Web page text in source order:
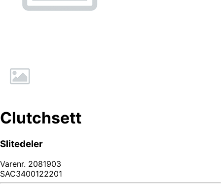
Clutchsett
Slitedeler
Varenr. 2081903
SAC3400122201